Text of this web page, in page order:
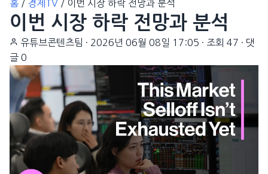
홈 / 경제TV / 이번 시장 하락 전망과 분석
이번 시장 하락 전망과 분석
유튜브콘텐츠팀 · 2026년 06월 08일 17:05 · 조회 47 · 댓
글 0